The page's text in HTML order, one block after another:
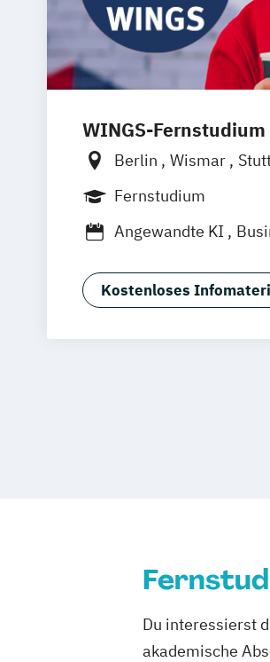
WINGS-Fernstudium
Berlin Wismar
Frankfurt am Main
Fernstudium
Angewandte KI
Human Resource
International Logistics
Kostenloses
Du interessierst
akademische